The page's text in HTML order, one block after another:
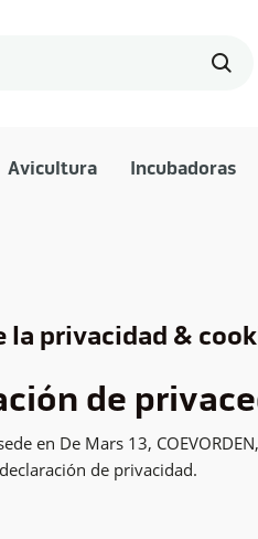
Avicultura Incubadoras
la privacidad &
de
en De Mars 13,
de privacidad.